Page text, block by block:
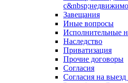
Завещания
Иные вопросы
Исполнительные
Наследство
Приватизация
Прочие договоры
Согласия
Согласия на